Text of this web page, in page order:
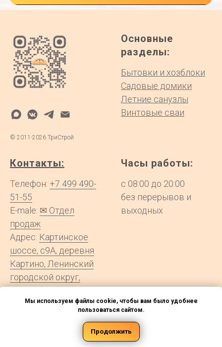
© 2011-2026 ТриСтрой
Основные
разделы:
Бытовки и хозблоки
Садовые домики
Летние санузлы
Винтовые сваи
Контакты:
Телефон: +7 499 490-
51-55
E-male: ✉ Отдел
продаж
Адрес: Картинское
шоссе, с9А, деревня
Картино, Ленинский
городской округ,
Часы работы:
с 08:00 до 20:00
без перерывов и
выходных
Информация на сайте не является публичной офертой
является информационным порталом, а доставку и сборку
осуществляют партнёры сервиса
Мы используем файлы cookie, чтобы вам было удобнее
пользоваться сайтом.
Продолжить